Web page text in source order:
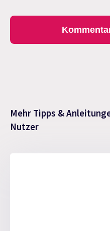
Mehr Tipps &
Nutzer